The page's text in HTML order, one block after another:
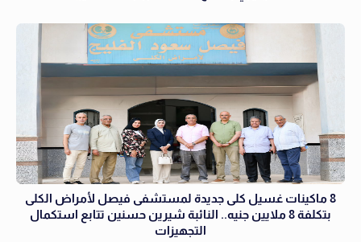
8 ماكينات غسيل كلى جديدة لمستشفى فيصل لأمراض الكلى
بتكلفة 8 ملايين جنيه.. النائبة شيرين حسنين تتابع استكمال
التجهيزات